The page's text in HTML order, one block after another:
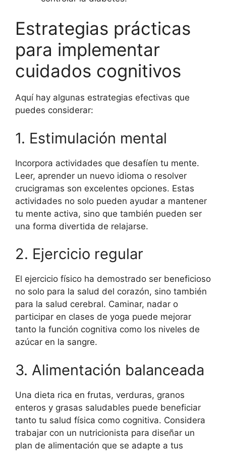
Estrategias prácticas
para implementar
cuidados cognitivos
Aquí hay algunas estrategias efectivas que
puedes considerar:
1. Estimulación mental
Incorpora actividades que desafíen tu mente.
Leer, aprender un nuevo idioma o resolver
crucigramas son excelentes opciones. Estas
actividades no solo pueden ayudar a mantener
tu mente activa, sino que también pueden ser
una forma divertida de relajarse.
2. Ejercicio regular
El ejercicio físico ha demostrado ser beneficioso
no solo para la salud del corazón, sino también
para la salud cerebral. Caminar, nadar o
participar en clases de yoga puede mejorar
tanto la función cognitiva como los niveles de
azúcar en la sangre.
3. Alimentación balanceada
Una dieta rica en frutas, verduras, granos
enteros y grasas saludables puede beneficiar
tanto tu salud física como cognitiva. Considera
trabajar con un nutricionista para diseñar un
plan de alimentación que se adapte a tus